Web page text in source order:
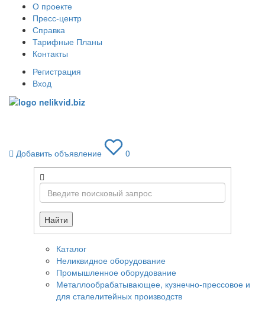
О проекте
Пресс-центр
Справка
Тарифные Планы
Контакты
Регистрация
Вход
Добавить объявление
0
Найти
Каталог
Неликвидное оборудование
Промышленное оборудование
Металлообрабатывающее, кузнечно-прессовое и
для сталелитейных производств